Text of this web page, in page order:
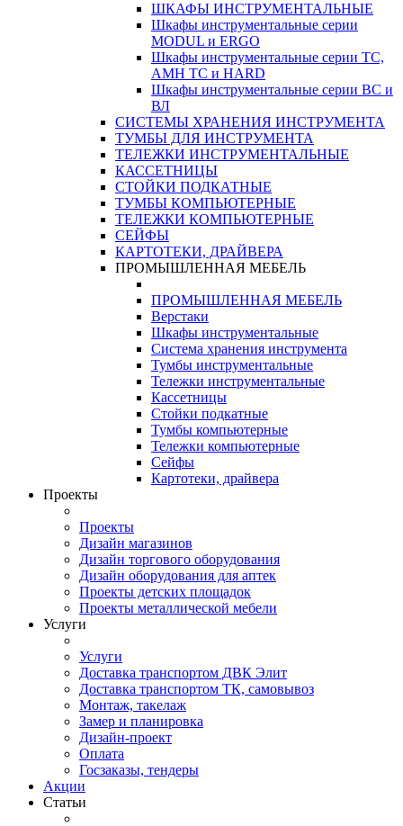
ШКАФЫ ИНСТРУМЕНТАЛЬНЫЕ
Шкафы инструментальные серии
MODUL и ERGO
Шкафы инструментальные серии ТС,
АМН ТС и HARD
Шкафы инструментальные серии ВС и
ВЛ
СИСТЕМЫ ХРАНЕНИЯ ИНСТРУМЕНТА
ТУМБЫ ДЛЯ ИНСТРУМЕНТА
ТЕЛЕЖКИ ИНСТРУМЕНТАЛЬНЫЕ
КАССЕТНИЦЫ
СТОЙКИ ПОДКАТНЫЕ
ТУМБЫ КОМПЬЮТЕРНЫЕ
ТЕЛЕЖКИ КОМПЬЮТЕРНЫЕ
СЕЙФЫ
КАРТОТЕКИ, ДРАЙВЕРА
ПРОМЫШЛЕННАЯ МЕБЕЛЬ
ПРОМЫШЛЕННАЯ МЕБЕЛЬ
Верстаки
Шкафы инструментальные
Система хранения инструмента
Тумбы инструментальные
Тележки инструментальные
Кассетницы
Стойки подкатные
Тумбы компьютерные
Тележки компьютерные
Сейфы
Картотеки, драйвера
Проекты
Проекты
Дизайн магазинов
Дизайн торгового оборудования
Дизайн оборудования для аптек
Проекты детских площадок
Проекты металлической мебели
Услуги
Услуги
Доставка транспортом ДВК Элит
Доставка транспортом ТК, самовывоз
Монтаж, такелаж
Замер и планировка
Дизайн-проект
Оплата
Госзаказы, тендеры
Акции
Статьи